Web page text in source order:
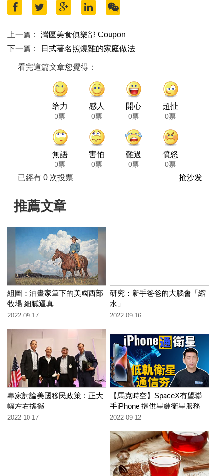
上一篇：
灣區美食俱樂部 Coupon
下一篇：
日式著名照燒雞的家庭做法
看完這篇文章您覺得：
给力
0票
感人
0票
開心
0票
超扯
0票
無語
0票
害怕
0票
難過
0票
憤怒
0票
已經有 0次投票 抢沙发
推薦文章
組圖：油畫家筆下的美國西部
牧場 細膩逼真
2022-09-17
研究：新手爸爸的大腦會「縮
水」
2022-09-16
專家討論美國移民政策：正大
幅左右搖擺
2022-10-17
【馬克時空】SpaceX有望聯
手iPhone 提供星鏈衛星服務
2022-09-12